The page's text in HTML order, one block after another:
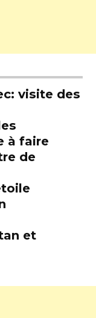
visite des
à faire
de
et